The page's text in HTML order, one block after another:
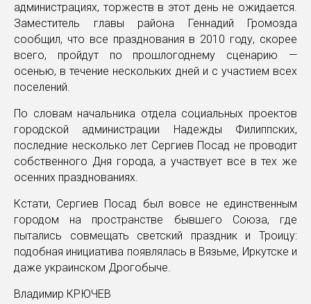
администрациях, торжеств в этот день не ожидается.
Заместитель главы района Геннадий Громозда
сообщил, что все празднования в 2010 году, скорее
всего, пройдут по прошлогоднему сценарию —
осенью, в течение нескольких дней и с участием всех
поселений.
По словам начальника отдела социальных проектов
городской администрации Надежды Филиппских,
последние несколько лет Сергиев Посад не проводит
собственного Дня города, а участвует все в тех же
осенних празднованиях.
Кстати, Сергиев Посад был вовсе не единственным
городом на пространстве бывшего Союза, где
пытались совмещать светский праздник и Троицу:
подобная инициатива появлялась в Вязьме, Иркутске и
даже украинском Дрогобыче.
Владимир КРЮЧЕВ